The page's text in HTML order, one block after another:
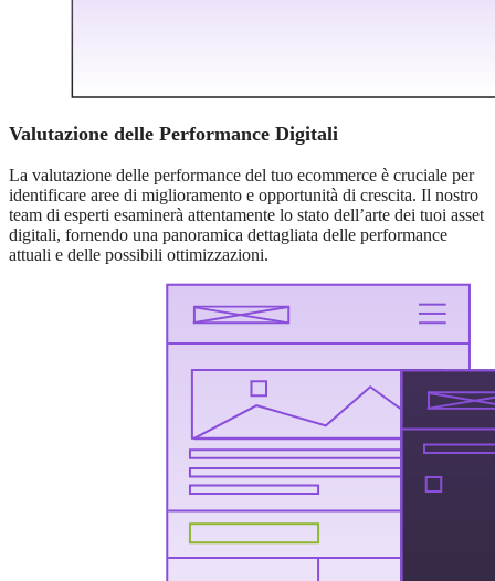
Valutazione delle Performance Digitali
La valutazione delle performance del tuo ecommerce è cruciale per
identificare aree di miglioramento e opportunità di crescita. Il nostro
team di esperti esaminerà attentamente lo stato dell’arte dei tuoi asset
digitali, fornendo una panoramica dettagliata delle performance
attuali e delle possibili ottimizzazioni.